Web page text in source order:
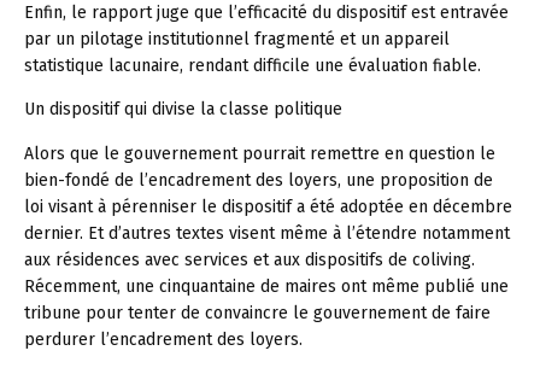
Enfin, le rapport juge que l’efficacité du dispositif est entravée
par un pilotage institutionnel fragmenté et un appareil
statistique lacunaire, rendant difficile une évaluation fiable.
Un dispositif qui divise la classe politique
Alors que le gouvernement pourrait remettre en question le
bien-fondé de l’encadrement des loyers, une proposition de
loi visant à pérenniser le dispositif a été adoptée en décembre
dernier. Et d’autres textes visent même à l’étendre notamment
aux résidences avec services et aux dispositifs de coliving.
Récemment, une cinquantaine de maires ont même publié une
tribune pour tenter de convaincre le gouvernement de faire
perdurer l’encadrement des loyers.